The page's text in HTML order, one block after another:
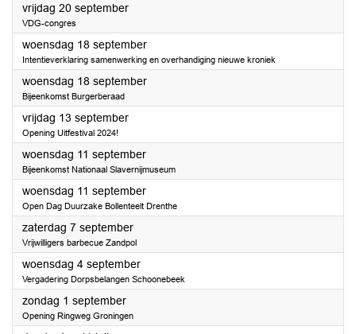
vrijdag 20 september2024
VDG-congres
woensdag 18 september2024
Intentieverklaring samenwerking en overhandiging nieuwe kroniek
woensdag 18 september2024
Bijeenkomst Burgerberaad
vrijdag 13 september2024
Opening Uitfestival 2024!
woensdag 11 september2024
Bijeenkomst Nationaal Slavernijmuseum
woensdag 11 september2024
Open Dag Duurzake Bollenteelt Drenthe
zaterdag 7 september2024
Vrijwilligers barbecue Zandpol
woensdag 4 september2024
Vergadering Dorpsbelangen Schoonebeek
zondag 1 september2024
Opening Ringweg Groningen